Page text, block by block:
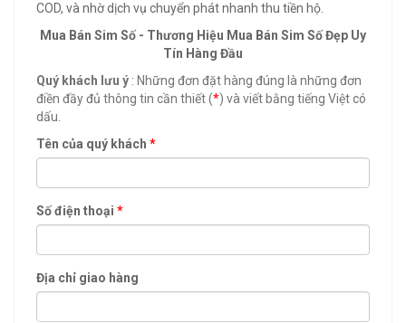
COD, và nhờ dịch vụ chuyển phát nhanh thu tiền hộ.
Mua Bán Sim Số - Thương Hiệu Mua Bán Sim Số Đẹp Uy
Tín Hàng Đầu
Quý khách lưu ý : Những đơn đặt hàng đúng là những đơn
điền đầy đủ thông tin cần thiết (*) và viết bằng tiếng Việt có
dấu.
Tên của quý khách *
Số điện thoại *
Địa chỉ giao hàng